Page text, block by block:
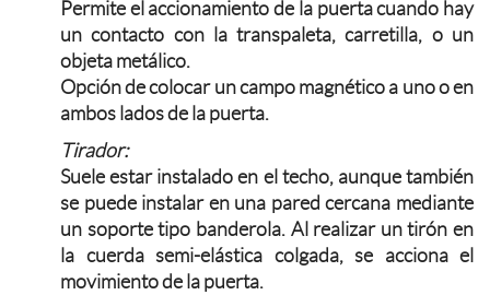
Permite el accionamiento de la puerta cuando hay
un contacto con la transpaleta, carretilla, o un
objeta metálico.
Opción de colocar un campo magnético a uno o en
ambos lados de la puerta.
Tirador:
Suele estar instalado en el techo, aunque también
se puede instalar en una pared cercana mediante
un soporte tipo banderola. Al realizar un tirón en
la cuerda semi-elástica colgada, se acciona el
movimiento de la puerta.